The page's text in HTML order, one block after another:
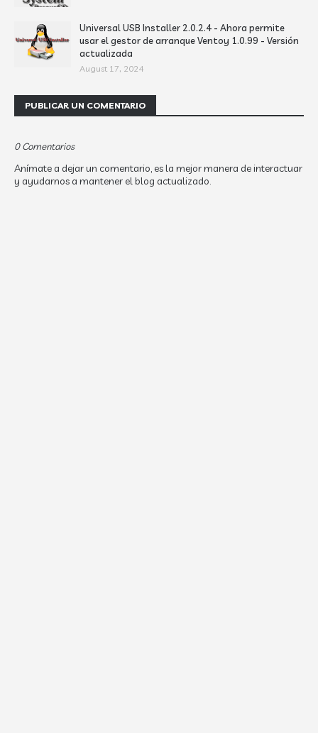
Universal USB Installer 2.0.2.4 - Ahora permite
usar el gestor de arranque Ventoy 1.0.99 - Versión
actualizada
August 17, 2024
PUBLICAR UN COMENTARIO
0 Comentarios
Anímate a dejar un comentario, es la mejor manera de interactuar
y ayudarnos a mantener el blog actualizado.